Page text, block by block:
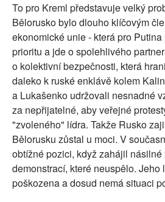
To pro Kreml představuje velký
Bělorusko bylo dlouho klíčovým
ekonomické unie - která pro
prioritu a jde o spolehlivého
o kolektivní bezpečnosti, která
daleko k ruské enklávě kolem
a Lukašenko udržovali nesnadné
za nepřijatelné, aby veřejné
"zvoleného" lídra. Takže Rusko
Bělorusku zůstal u moci. V
obtížné pozici, když zahájil
demonstrací, které neuspělo. Jeho
poškozena a dosud nemá situaci